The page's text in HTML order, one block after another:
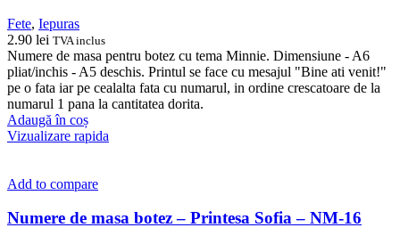
Fete, Iepuras
2.90 lei TVA inclus
Numere de masa pentru botez cu tema Minnie. Dimensiune - A6
pliat/inchis - A5 deschis. Printul se face cu mesajul "Bine ati venit!"
pe o fata iar pe cealalta fata cu numarul, in ordine crescatoare de la
numarul 1 pana la cantitatea dorita.
Adaugă în coș
Vizualizare rapida
Add to compare
Numere de masa botez – Printesa Sofia – NM-16